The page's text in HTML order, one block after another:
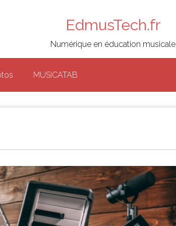
EdmusTech.fr
Numérique en éducation musicale
MUSICATAB